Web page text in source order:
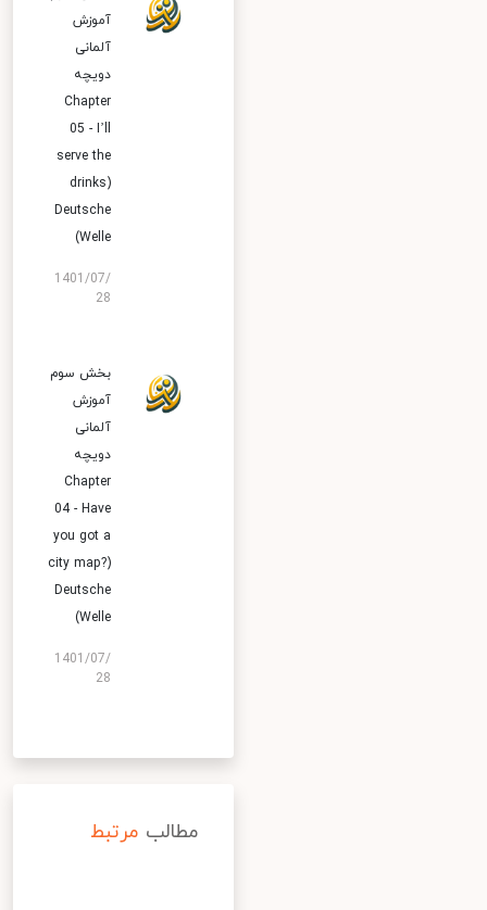
آموزش
آلمانی
دویچه
Chapter
05 - I’ll
serve the
drinks)
Deutsche
Welle)
1401/07/
28
بخش سوم
آموزش
آلمانی
دویچه
Chapter
04 - Have
you got a
city map?)
Deutsche
Welle)
1401/07/
28
مطالب مرتبط